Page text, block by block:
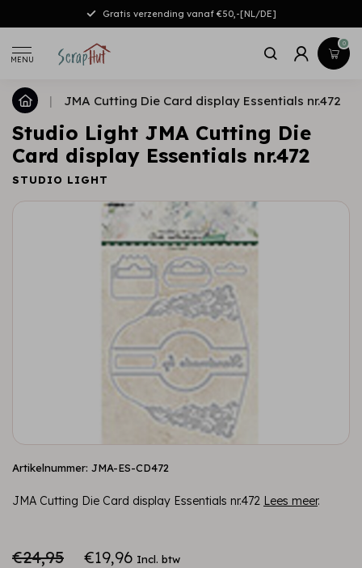
Gratis verzending vanaf €50,-[NL/DE]
MENU
0
| JMA Cutting Die Card display Essentials nr.472
Studio Light JMA Cutting Die
Card display Essentials nr.472
STUDIO LIGHT
Artikelnummer: JMA-ES-CD472
JMA Cutting Die Card display Essentials nr.472 Lees meer.
€24,95 €19,96 Incl. btw